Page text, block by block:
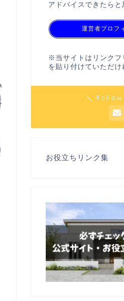
アドバイスできたらと
運営者プロフ
※当サイトはリンクフ
を貼り付けていただけ
＼ Follow
お役立ちリンク集